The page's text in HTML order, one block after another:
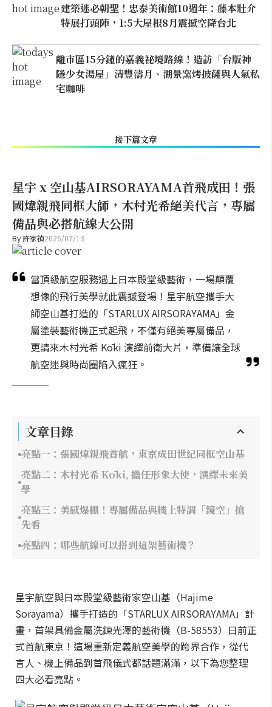
建築迷必朝聖！忠泰美術館10週年：藤本壯介
特展打頭陣，1:5大屋根8月震撼空降台北
離市區15分鐘的嘉義祕境路線！造訪「台版神
隱少女湯屋」清豐濤月、湖景窯烤披薩與人氣私
宅咖啡
接下篇文章
星宇 x 空山基AIRSORAYAMA首飛成田！張
國煒親飛同框大師，木村光希絕美代言，專屬
備品與必搭航線大公開
By許家禎2026/07/13
當頂級航空服務遇上日本殿堂級藝術，一場顛覆
想像的飛行美學就此震撼登場！星宇航空攜手大
師空山基打造的「STARLUX AIRSORAYAMA」金
屬塗裝藝術機正式起飛，不僅有絕美專屬備品，
更請來木村光希 Kōki 演繹前衛大片，準備讓全球
航空迷與時尚圈陷入瘋狂。
文章目錄
亮點一：張國煒親飛首航，東京成田世紀同框空山基
亮點二：木村光希 Kōki, 擔任形象大使，演繹未來美
學
亮點三：美感爆棚！專屬備品與機上特調「鏡空」搶
先看
亮點四：哪些航線可以搭到這架藝術機？
星宇航空與日本殿堂級藝術家空山基（Hajime
Sorayama）攜手打造的「STARLUX AIRSORAYAMA」計
畫，首架具備金屬洗鍊光澤的藝術機（B-58553）日前正
式首航東京！這場重新定義航空美學的跨界合作，從代
言人、機上備品到首飛儀式都話題滿滿，以下為您整理
四大必看亮點。